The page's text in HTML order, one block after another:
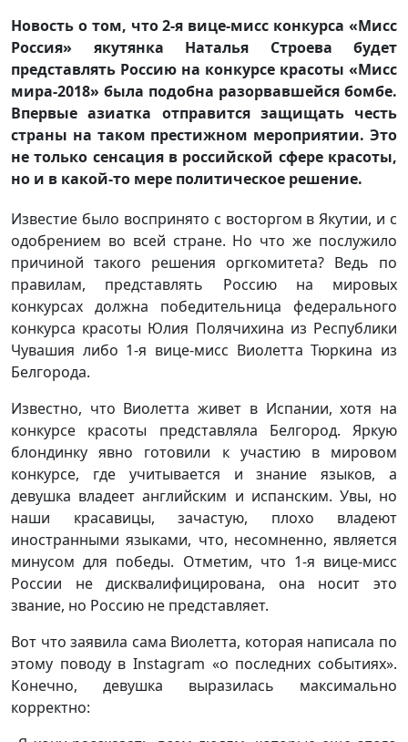
Новость о том, что 2-я вице-мисс конкурса «Мисс
Россия» якутянка Наталья Строева будет
представлять Россию на конкурсе красоты «Мисс
мира-2018» была подобна разорвавшейся бомбе.
Впервые азиатка отправится защищать честь
страны на таком престижном мероприятии. Это
не только сенсация в российской сфере красоты,
но и в какой-то мере политическое решение.
Известие было воспринято с восторгом в Якутии, и с
одобрением во всей стране. Но что же послужило
причиной такого решения оргкомитета? Ведь по
правилам, представлять Россию на мировых
конкурсах должна победительница федерального
конкурса красоты Юлия Полячихина из Республики
Чувашия либо 1-я вице-мисс Виолетта Тюркина из
Белгорода.
Известно, что Виолетта живет в Испании, хотя на
конкурсе красоты представляла Белгород. Яркую
блондинку явно готовили к участию в мировом
конкурсе, где учитывается и знание языков, а
девушка владеет английским и испанским. Увы, но
наши красавицы, зачастую, плохо владеют
иностранными языками, что, несомненно, является
минусом для победы. Отметим, что 1-я вице-мисс
России не дисквалифицирована, она носит это
звание, но Россию не представляет.
Вот что заявила сама Виолетта, которая написала по
этому поводу в Instagram «о последних событиях».
Конечно, девушка выразилась максимально
корректно: